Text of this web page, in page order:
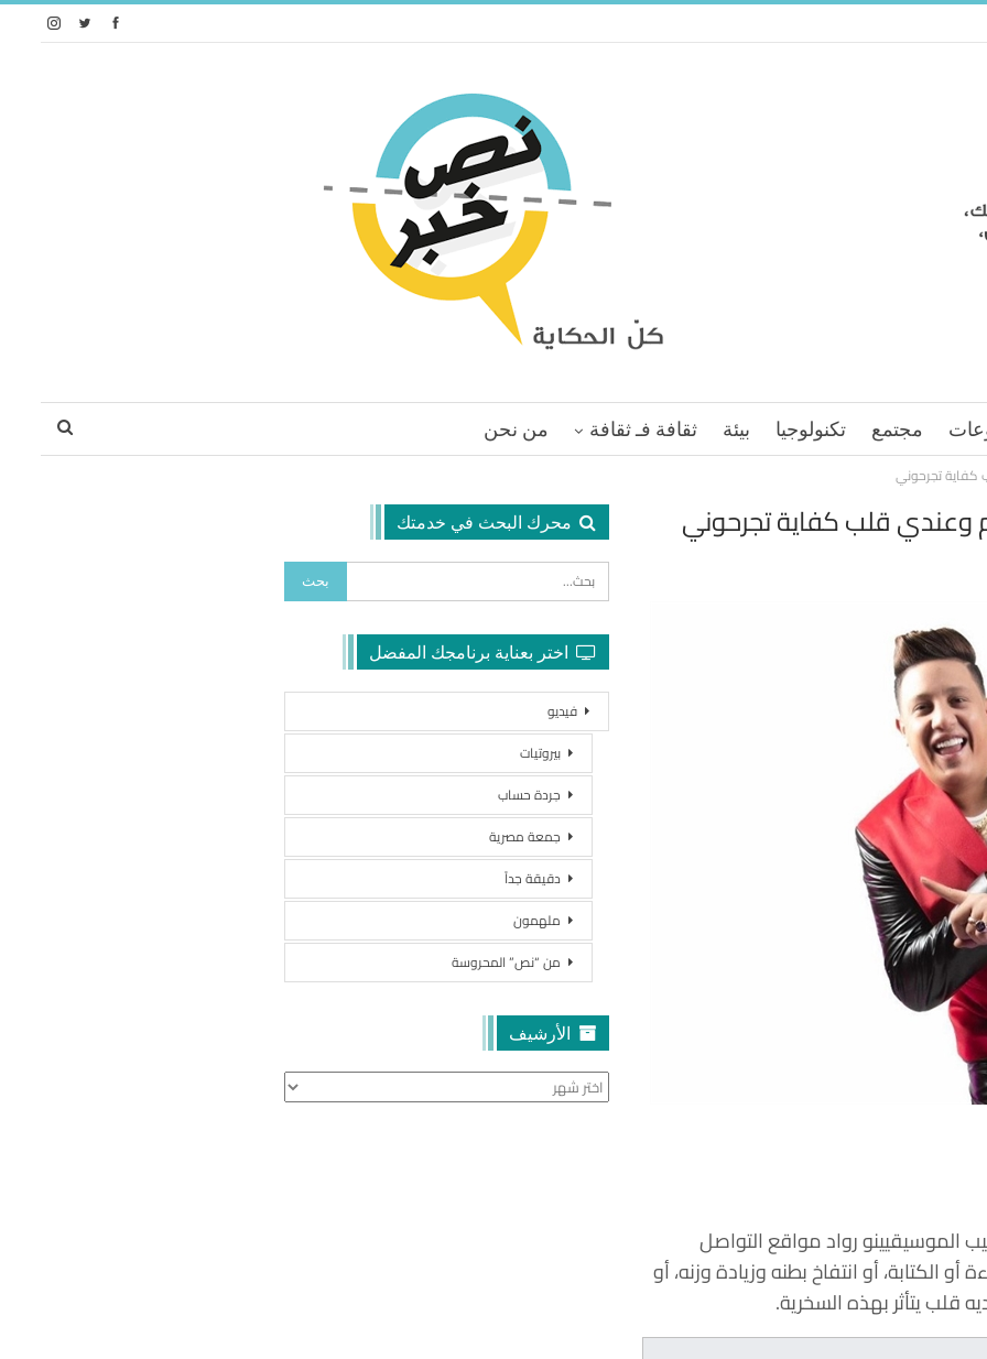
مجتمع تكنولوجيا بيئة ثقافة فـ ثقافة
من نحن
كفاية تجرحوني
وعندي قلب كفاية تجرحوني
الموسيقيينو رواد مواقع التواصل
أو الكتابة، أو انتفاخ بطنه وزيادة وزنه، أو
يتأثر بهذه السخرية.
محرك البحث في خدمتك
اختر بعناية برنامجك المفضل
فيديو
بيروتيات
جردة حساب
جمعة مصرية
دقيقة جداً
ملهمون
من “نص” المحروسة
الأرشيف
الأرشيف